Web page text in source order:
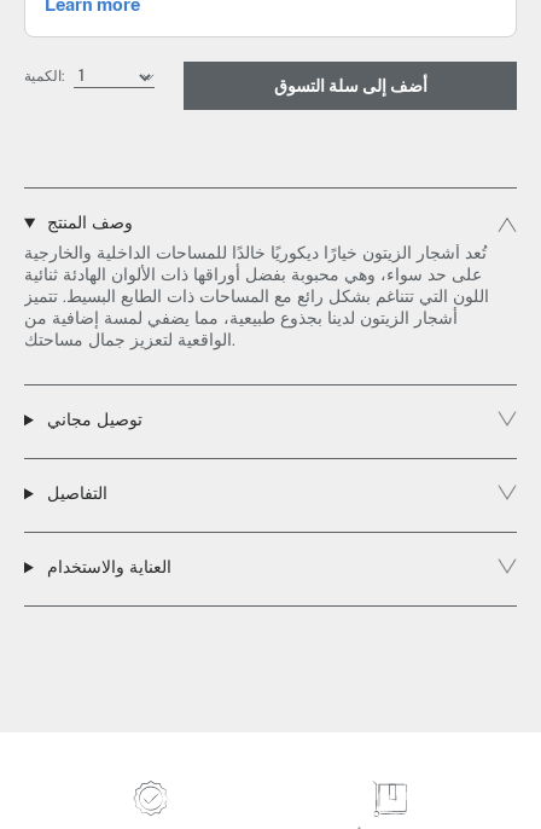
الكمية:
أضف إلى سلة التسوق
وصف المنتج
تُعد أشجار الزيتون خيارًا ديكوريًا خالدًا للمساحات الداخلية والخارجية
على حد سواء، وهي محبوبة بفضل أوراقها ذات الألوان الهادئة ثنائية
اللون التي تتناغم بشكل رائع مع المساحات ذات الطابع البسيط. تتميز
أشجار الزيتون لدينا بجذوع طبيعية، مما يضفي لمسة إضافية من
الواقعية لتعزيز جمال مساحتك.
توصيل مجاني
التفاصيل
العناية والاستخدام